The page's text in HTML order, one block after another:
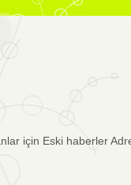
için Eski haberler